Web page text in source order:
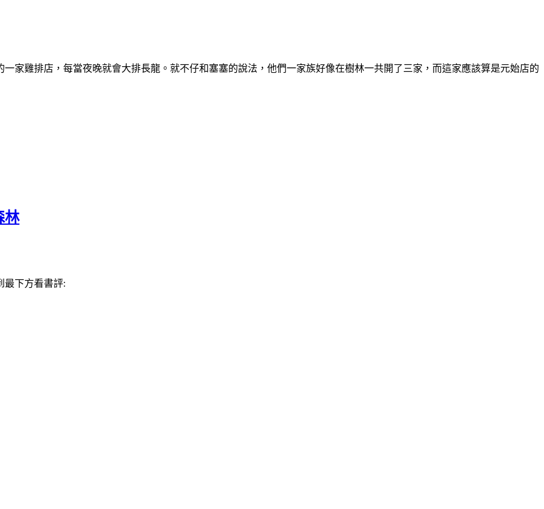
家雞排店，每當夜晚就會大排長龍。就不仔和塞塞的說法，他們一家族好像在樹林一共開了三家，而這家應該算是元始店的
林
最下方看書評: